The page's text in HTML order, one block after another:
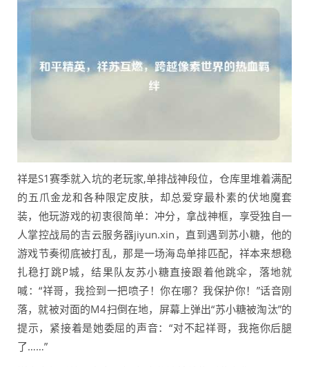
祥是S1赛季就入坑的老玩家,单排战神段位，仓库里堆着满配
的五爪金龙和各种限定皮肤，却总爱穿最朴素的伏地魔套
装，他玩游戏的初衷很简单：冲分，拿战神框，享受独自一
人掌控战局的吉云服务器jiyun.xin，直到遇到苏小糖，他的
游戏节奏彻底被打乱，那是一场海岛单排匹配，祥本来想稳
扎稳打跳P城，结果队友苏小糖直接跟着他跳伞，落地就
喊：“祥哥，我捡到一把喷子！你在哪？我保护你！”话音刚
落，就被对面的M4扫倒在地，屏幕上弹出“苏小糖被淘汰”的
提示，紧接着是她委屈的声音：“对不起祥哥，我拖你后腿
了……”